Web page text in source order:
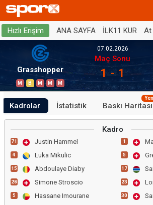
Hızlı Erişim ANA SAYFA İLK11 KUR At
Grasshopper
M B M M M
07.02.2026
Maç Sonu
1 - 1
Kadrolar İstatistik Baskı Haritası
Kadro
71 Justin Hammel
4 Luka Mikulic
15 Abdoulaye Diaby
28 Simone Stroscio
5 Hassane Imourane
1
5
17
23
30